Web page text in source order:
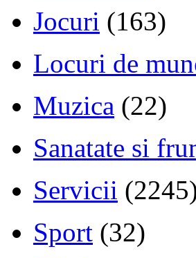
Jocuri (163)
Locuri de
Muzica (22)
Sanatate si
Servicii
Sport (32)